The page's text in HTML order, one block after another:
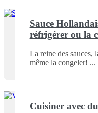
Sauce
réfrigérer ou la
La reine des sauces,
même la congeler!
Cuisiner avec